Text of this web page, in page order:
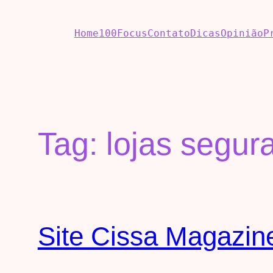
Home100FocusContatoDicasOpinião
Tag: lojas
Site Cissa